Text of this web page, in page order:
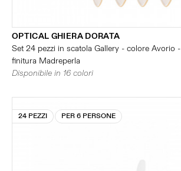
OPTICAL GHIERA DORATA
Set 24 pezzi in scatola Gallery - colore Avorio -
finitura Madreperla
Disponibile in 16 colori
24 PEZZI PER 6 PERSONE